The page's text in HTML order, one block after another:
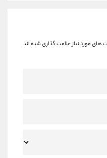
مورد نیاز علامت گذاری شده اند